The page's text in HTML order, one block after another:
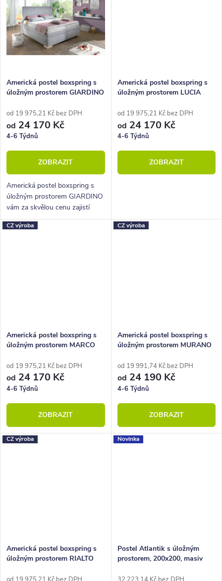
Americká postel boxspring s
úložným prostorem GIARDINO
od 19 975,21 Kč bez DPH
od 24 170 Kč
4-6 Týdnů
ZOBRAZIT
Americká postel boxspring s
úložným prostorem GIARDINO
vám za skvělou cenu zajistí
vysoké, pohodlné spaní a velký
úložný prostor.
Americká postel boxspring s
úložným prostorem LUCIA
od 19 975,21 Kč bez DPH
od 24 170 Kč
4-6 Týdnů
ZOBRAZIT
CZ výroba
Americká postel boxspring s
úložným prostorem MARCO
od 19 975,21 Kč bez DPH
od 24 170 Kč
4-6 Týdnů
ZOBRAZIT
CZ výroba
Americká postel boxspring s
úložným prostorem MURANO
od 19 991,74 Kč bez DPH
od 24 190 Kč
4-6 Týdnů
ZOBRAZIT
CZ výroba
Americká postel boxspring s
úložným prostorem RIALTO
Novinka
Postel Atlantik s úložným
prostorem, 200x200, masiv